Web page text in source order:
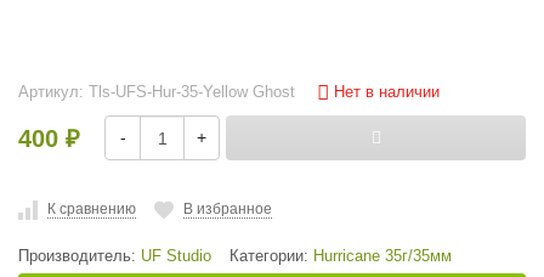
Артикул: Tls-UFS-Hur-35-Yellow Ghost Нет в наличии
400 ₽ - +
К сравнению В избранное
Производитель: UF Studio Категории: Hurricane 35г/35мм